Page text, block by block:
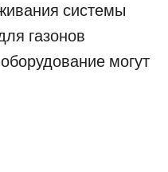
системы
газонов
могут